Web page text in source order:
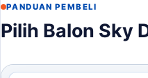
PANDUAN PEMBELI
Pilih Balon Sky